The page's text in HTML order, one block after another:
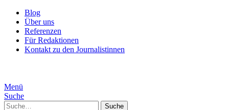
Blog
Über uns
Referenzen
Für Redaktionen
Kontakt zu den Journalistinnen
Menü
Suche
Suche